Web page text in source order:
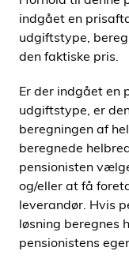
indgået en
udgiftstype,
den faktiske pris.
Er der indgået en
udgiftstype, er
beregningen af
beregnede
pensionisten
og/eller at få
leverandør. Hvis
løsning beregnes
pensionistens